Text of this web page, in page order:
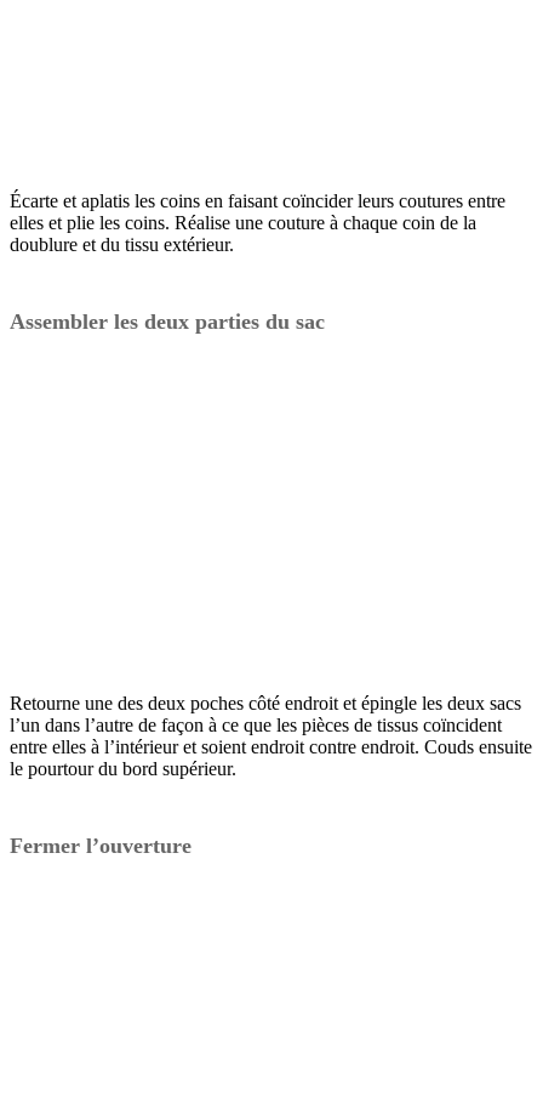
Écarte et aplatis les coins en faisant coïncider leurs coutures entre
elles et plie les coins. Réalise une couture à chaque coin de la
doublure et du tissu extérieur.
Assembler les deux parties du sac
Retourne une des deux poches côté endroit et épingle les deux sacs
l’un dans l’autre de façon à ce que les pièces de tissus coïncident
entre elles à l’intérieur et soient endroit contre endroit. Couds ensuite
le pourtour du bord supérieur.
Fermer l’ouverture